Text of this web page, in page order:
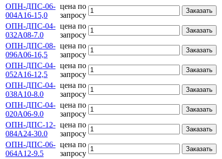
ОПН-ДПС-06-
004A16-15,0
цена по
запросу
Заказать
ОПН-ДПС-04-
032А08-7.0
цена по
запросу
Заказать
ОПН-ДПС-08-
096А06-16,5
цена по
запросу
Заказать
ОПН-ДПС-04-
052А16-12,5
цена по
запросу
Заказать
ОПН-ДПС-04-
038А10-8.0
цена по
запросу
Заказать
ОПН-ДПС-04-
020А06-9.0
цена по
запросу
Заказать
ОПН-ДПС-12-
084А24-30.0
цена по
запросу
Заказать
ОПН-ДПС-06-
064А12-9.5
цена по
запросу
Заказать